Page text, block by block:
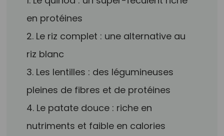
en protéines
2. Le riz complet : une alternative au
riz blanc
3. Les lentilles : des légumineuses
pleines de fibres et de protéines
4. Le patate douce : riche en
nutriments et faible en calories